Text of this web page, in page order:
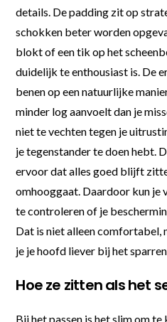
details. De padding zit op
schokken beter worden
blokt of een tik op het
duidelijk te enthousiast is. De
benen op een natuurlijke
minder log aanvoelt dan je
niet te vechten tegen je
je tegenstander te doen hebt.
ervoor dat alles goed blijft
omhooggaat. Daardoor kun je
te controleren of je
Dat is niet alleen comfortabel,
je je hoofd liever bij het
Hoe ze zitten als het
Bij het passen is het slim om